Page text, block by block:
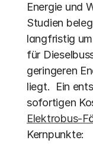
Energie und
Studien
langfristig
für
geringeren
liegt.  Ein
Elektrobus-
Kernpunkte: